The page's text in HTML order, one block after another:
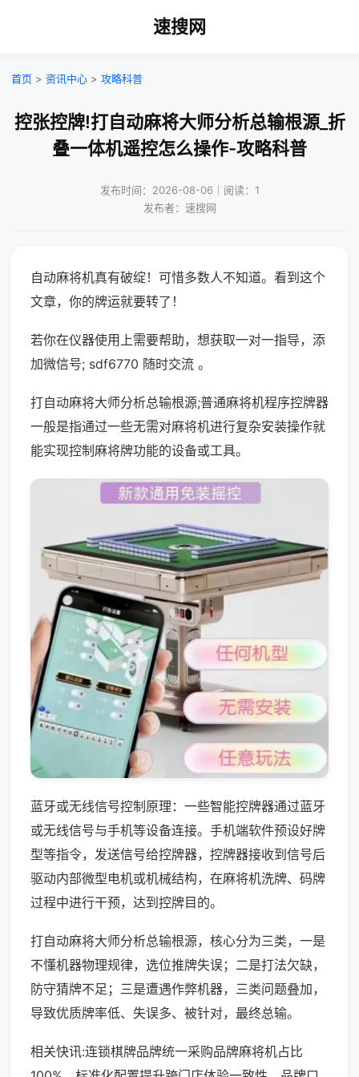
速搜网
首页 > 资讯中心 > 攻略科普
控张控牌!打自动麻将大师分析总输根源_折
叠一体机遥控怎么操作-攻略科普
发布时间：2026-08-06｜阅读：1
发布者：速搜网
自动麻将机真有破绽！可惜多数人不知道。看到这个
文章，你的牌运就要转了！
若你在仪器使用上需要帮助，想获取一对一指导，添
加微信号; sdf6770 随时交流 。
打自动麻将大师分析总输根源;普通麻将机程序控牌器
一般是指通过一些无需对麻将机进行复杂安装操作就
能实现控制麻将牌功能的设备或工具。
蓝牙或无线信号控制原理：一些智能控牌器通过蓝牙
或无线信号与手机等设备连接。手机端软件预设好牌
型等指令，发送信号给控牌器，控牌器接收到信号后
驱动内部微型电机或机械结构，在麻将机洗牌、码牌
过程中进行干预，达到控牌目的。
打自动麻将大师分析总输根源，核心分为三类，一是
不懂机器物理规律，选位推牌失误；二是打法欠缺，
防守猜牌不足；三是遭遇作弊机器，三类问题叠加，
导致优质牌率低、失误多、被针对，最终总输。
相关快讯:连锁棋牌品牌统一采购品牌麻将机占比